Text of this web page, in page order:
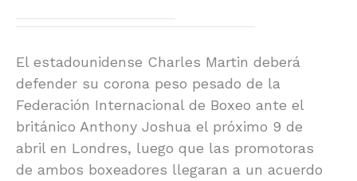
El estadounidense Charles Martin deberá
defender su corona peso pesado de la
Federación Internacional de Boxeo ante el
británico Anthony Joshua el próximo 9 de
abril en Londres, luego que las promotoras
de ambos boxeadores llegaran a un acuerdo